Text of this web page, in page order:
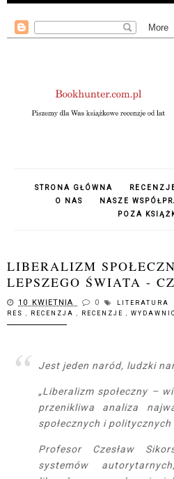
STRONA GŁÓWNA
O NAS
NASZE
POZA
LIBERALIZM
LEPSZEGO ŚWIATA -
10 KWIETNIA 0 LITERATURA
RES , RECENZJA , RECENZJE ,
Jest jeden naród, ludzki
„Liberalizm społeczny –
przenikliwa analiza
społecznych i politycznych
Profesor Czesław
systemów